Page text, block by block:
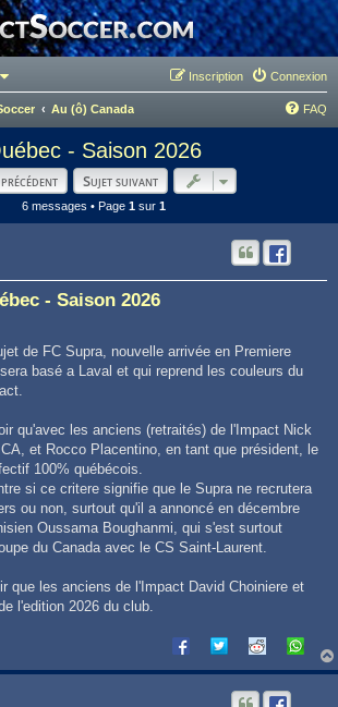
Connexion
Inscription
Au (ô) Canada FAQ
- Saison 2026
Sujet suivant
6 messages • Page 1 sur 1
- Saison 2026
de FC Supra, nouvelle arrivée en Premiere
basé a Laval et qui reprend les couleurs du
qu'avec les anciens (retraités) de l'Impact Nick
et Rocco Placentino, en tant que président, le
100% québécois.
si ce critere signifie que le Supra ne recrutera
ou non, surtout qu'il a annoncé en décembre
Oussama Boughanmi, qui s'est surtout
du Canada avec le CS Saint-Laurent.
que les anciens de l'Impact David Choiniere et
l'edition 2026 du club.